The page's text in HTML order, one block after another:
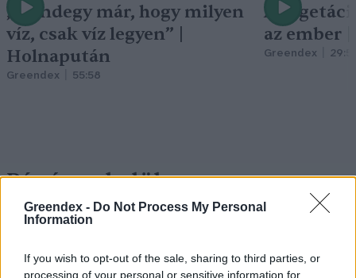
Greendex - Do Not Process My Personal
Information
If you wish to opt-out of the sale, sharing to third parties, or
processing of your personal or sensitive information for
„Mindegy már, hogy milyen
víz, csak víz legyen” |
Holnapután
Greendex 55:58
A
az ember
Greendex
Pár éven belül
szivacsvárosokká kellene
Podcast